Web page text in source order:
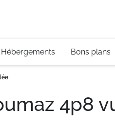
Hébergements Bons plans
4p8